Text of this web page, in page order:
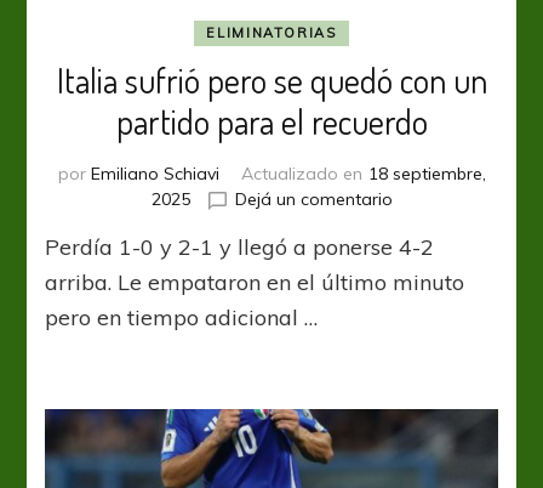
ELIMINATORIAS
Italia sufrió pero se quedó con un
partido para el recuerdo
por Emiliano Schiavi Actualizado en 18 septiembre,
2025
Dejá un comentarioen
sufrió
pero
el
Perdía 1-0 y 2-1 y llegó a ponerse 4-2
arriba. Le empataron en el último minuto
pero en tiempo adicional …